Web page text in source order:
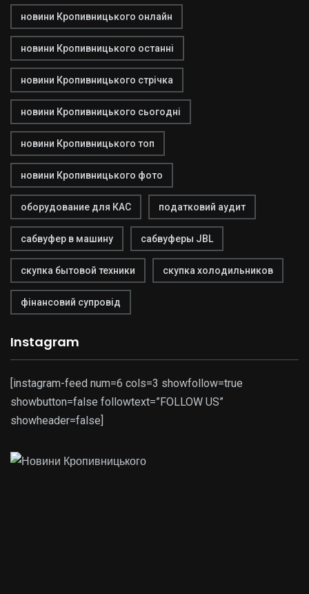
новини Кропивницького онлайн
новини Кропивницького останні
новини Кропивницького стрічка
новини Кропивницького сьогодні
новини Кропивницького топ
новини Кропивницького фото
оборудование для КАС податковий аудит
сабвуфер в машину сабвуферы JBL
скупка бытовой техники скупка холодильников
фінансовий супровід
Instagram
[instagram-feed num=6 cols=3 showfollow=true
showbutton=false followtext=”FOLLOW US”
showheader=false]